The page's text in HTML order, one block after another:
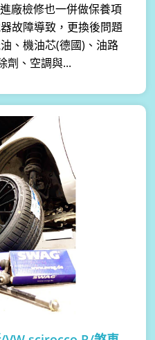
廠檢修也一併做保養項
故障導致，更換後問題
、機油芯(德國)、油路
劑、空調與...